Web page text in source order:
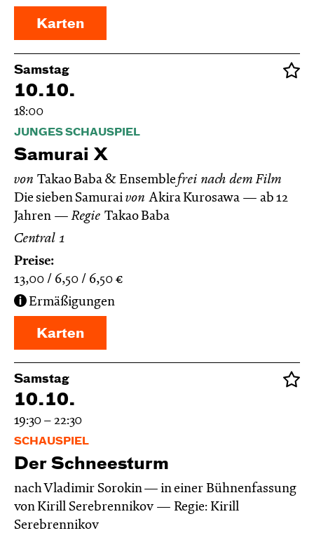
Karten
Samstag
10.10.
18:00
JUNGES SCHAUSPIEL
Samurai X
von Takao Baba & Ensemblefrei nach dem Film
Die sieben Samurai von Akira Kurosawa
ab 12
Jahren
Regie Takao Baba
Central 1
Preise:
13,00
6,50 6,50 €
Ermäßigungen
Karten
Samstag
10.10.
19:30 – 22:30
SCHAUSPIEL
Der Schnee­sturm
nach Vladimir Sorokin — in einer Bühnenfassung
von Kirill Serebrennikov
Regie: Kirill
Serebrennikov